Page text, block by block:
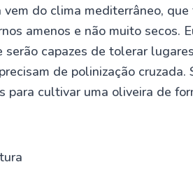
vem do clima mediterrâneo,
amenos e não muito secos.
serão capazes de tolerar
de polinização
para cultivar uma oliveira de